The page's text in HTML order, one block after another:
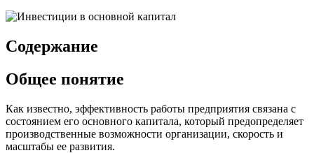
Содержание
Общее понятие
Как известно, эффективность работы предприятия связана с
состоянием его основного капитала, который предопределяет
производственные возможности организации, скорость и
масштабы ее развития.